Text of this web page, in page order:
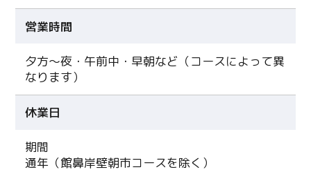
営業時間
夕方～夜・午前中・早朝など（コースによって異
なります）
休業日
期間
通年（館鼻岸壁朝市コースを除く）
Line